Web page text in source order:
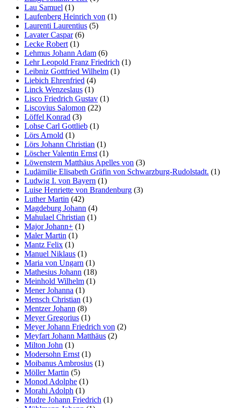
Lau Samuel (1)
Laufenberg Heinrich von (1)
Laurenti Laurentius (5)
Lavater Caspar(6)
Lecke Robert (1)
Lehmus Johann Adam (6)
Lehr Leopold Franz Friedrich (1)
Leibniz Gottfried Wilhelm (1)
Liebich Ehrenfried (4)
Linck Wenzeslaus (1)
Lisco Friedrich Gustav (1)
Liscovius Salomon (22)
Löffel Konrad (3)
Lohse Carl Gottlieb (1)
Lörs Arnold (1)
Lörs Johann Christian (1)
Löscher Valentin Ernst (1)
Löwenstern Matthäus Apelles von (3)
Ludämilie Elisabeth Gräfin von Schwarzburg-Rudolstadt. (1)
Ludwig I. von Bayern (1)
Luise Henriette von Brandenburg (3)
Luther Martin (42)
Magdeburg Johann (4)
Mahulael Christian (1)
Major Johann+ (1)
Maler Martin (1)
Mantz Felix (1)
Manuel Niklaus (1)
Maria von Ungarn (1)
Mathesius Johann (18)
Meinhold Wilhelm (1)
Mener Johanna (1)
Mensch Christian (1)
Mentzer Johann (8)
Meyer Gregorius (1)
Meyer Johann Friedrich von (2)
Meyfart Johann Matthäus (2)
Milton John (1)
Modersohn Ernst (1)
Moibanus Ambrosius (1)
Möller Martin (5)
Monod Adolphe (1)
Morahi Adolph (1)
Mudre Johann Friedrich (1)